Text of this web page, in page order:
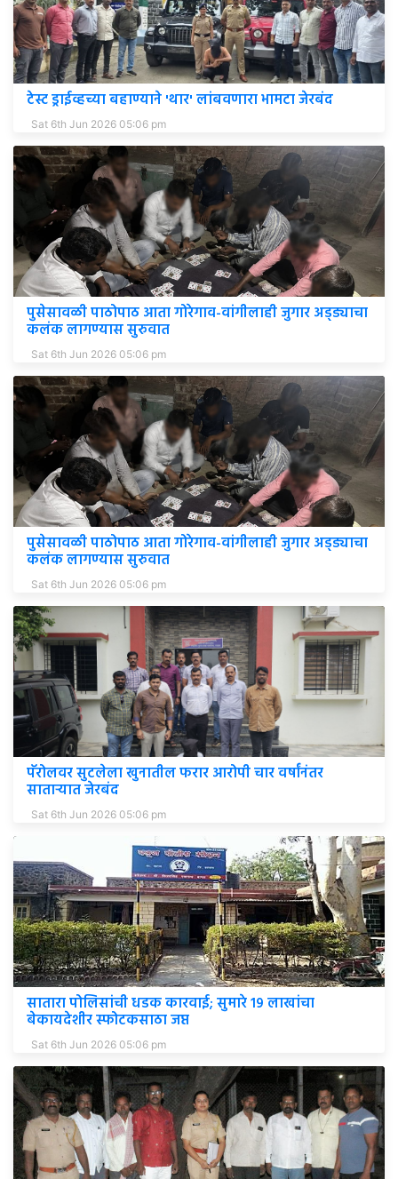
टेस्ट ड्राईव्हच्या बहाण्याने 'थार' लांबवणारा भामटा जेरबंद
Sat 6th Jun 2026 05:06 pm
पुसेसावळी पाठोपाठ आता गोरेगाव-वांगीलाही जुगार अड्ड्याचा
कलंक लागण्यास सुरुवात
Sat 6th Jun 2026 05:06 pm
पुसेसावळी पाठोपाठ आता गोरेगाव-वांगीलाही जुगार अड्ड्याचा
कलंक लागण्यास सुरुवात
Sat 6th Jun 2026 05:06 pm
पॅरोलवर सुटलेला खुनातील फरार आरोपी चार वर्षांनंतर
साताऱ्यात जेरबंद
Sat 6th Jun 2026 05:06 pm
सातारा पोलिसांची धडक कारवाई; सुमारे १९ लाखांचा
बेकायदेशीर स्फोटकसाठा जप्त
Sat 6th Jun 2026 05:06 pm